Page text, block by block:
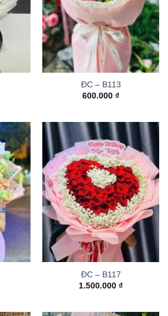
ĐC – B113
600.000 ₫
ĐC – B117
1.500.000 ₫